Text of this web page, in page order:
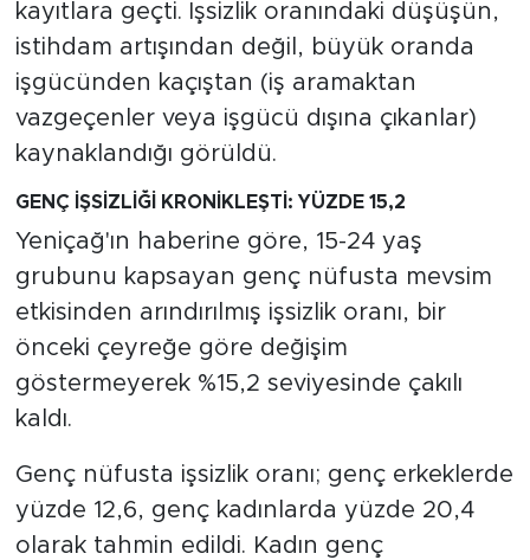
kayıtlara geçti. İşsizlik oranındaki düşüşün,
istihdam artışından değil, büyük oranda
işgücünden kaçıştan (iş aramaktan
vazgeçenler veya işgücü dışına çıkanlar)
kaynaklandığı görüldü.
GENÇ İŞSİZLİĞİ KRONİKLEŞTİ: YÜZDE 15,2
Yeniçağ'ın haberine göre, 15-24 yaş
grubunu kapsayan genç nüfusta mevsim
etkisinden arındırılmış işsizlik oranı, bir
önceki çeyreğe göre değişim
göstermeyerek %15,2 seviyesinde çakılı
kaldı.
Genç nüfusta işsizlik oranı; genç erkeklerde
yüzde 12,6, genç kadınlarda yüzde 20,4
olarak tahmin edildi. Kadın genç